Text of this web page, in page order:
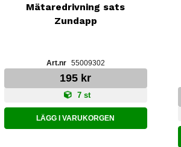
Mätaredrivning sats
Zundapp
55009302
195 kr
7 st
LÄGG I VARUKORGEN